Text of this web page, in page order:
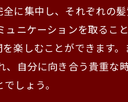
に集中し、それぞれの
ニケーションを取るこ
楽しむことができます
自分に向き合う貴重な
しょう。